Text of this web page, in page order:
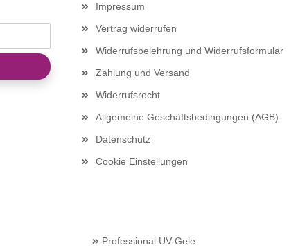
Impressum
Vertrag widerrufen
Widerrufsbelehrung und Widerrufsformular
Zahlung und Versand
Widerrufsrecht
Allgemeine Geschäftsbedingungen (AGB)
Datenschutz
Cookie Einstellungen
Professional UV-Gele